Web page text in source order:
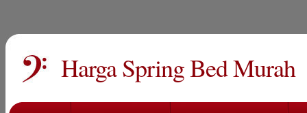
Harga Spring Bed Murah